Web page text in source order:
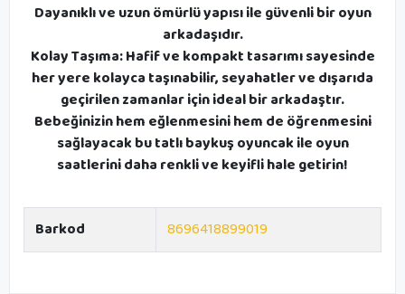
Dayanıklı ve uzun ömürlü yapısı ile güvenli bir oyun
arkadaşıdır.
Kolay Taşıma: Hafif ve kompakt tasarımı sayesinde
her yere kolayca taşınabilir, seyahatler ve dışarıda
geçirilen zamanlar için ideal bir arkadaştır.
Bebeğinizin hem eğlenmesini hem de öğrenmesini
sağlayacak bu tatlı baykuş oyuncak ile oyun
saatlerini daha renkli ve keyifli hale getirin!
Barkod 8696418899019